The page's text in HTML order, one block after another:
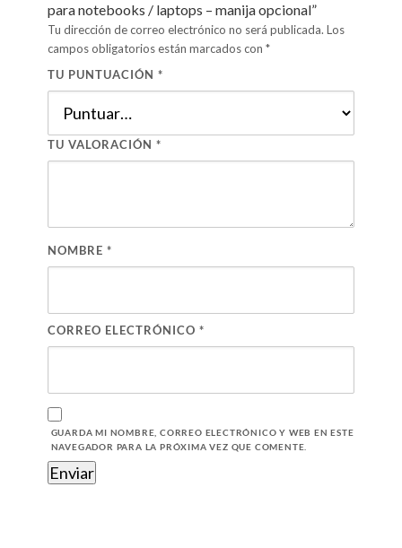
para notebooks / laptops – manija opcional”
Tu dirección de correo electrónico no será publicada. Los
campos obligatorios están marcados con *
TU PUNTUACIÓN *
TU VALORACIÓN *
NOMBRE *
CORREO ELECTRÓNICO *
GUARDA MI NOMBRE, CORREO ELECTRÓNICO Y WEB EN ESTE
NAVEGADOR PARA LA PRÓXIMA VEZ QUE COMENTE.